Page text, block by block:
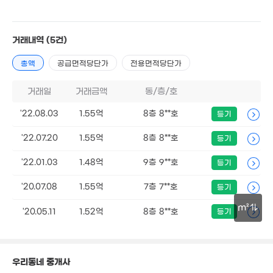
m²
거래내역 (5건)
총액 공급면적당단가 전용면적당단가
거래일 거래금액 동/층/호
'22.08.03 1.55억 8층 8**호 등기
'22.07.20 1.55억 8층 8**호 등기
'22.01.03 1.48억 9층 9**호 등기
'20.07.08 1.55억 7층 7**호 등기
'20.05.11 1.52억 8층 8**호 등기
우리동네 중개사